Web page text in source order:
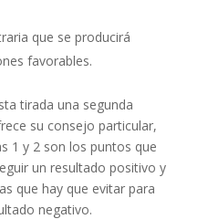
que se producirá
favorables.
tirada una segunda
su consejo particular,
1 y 2 son los puntos que
un resultado positivo y
que hay que evitar para
negativo.